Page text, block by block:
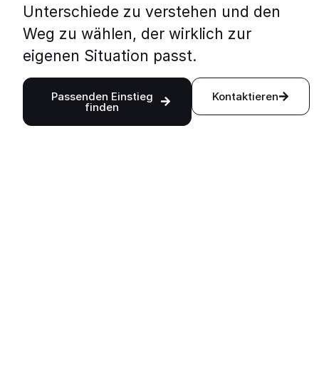
Unterschiede zu verstehen und den
Weg zu wählen, der wirklich zur
eigenen Situation passt.
Passenden Einstieg
finden
Kontaktieren
PROJEKTNÄHE →